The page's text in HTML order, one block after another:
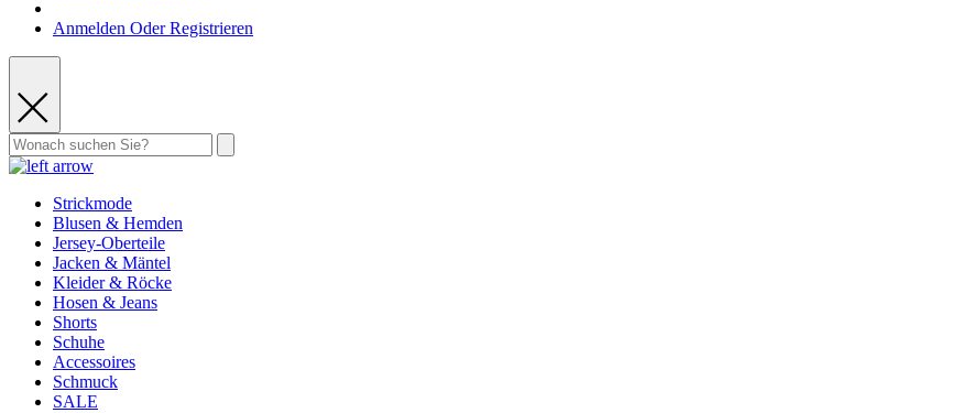
Anmelden Oder Registrieren
Strickmode
Blusen & Hemden
Jersey-Oberteile
Jacken & Mäntel
Kleider & Röcke
Hosen & Jeans
Shorts
Schuhe
Accessoires
Schmuck
SALE